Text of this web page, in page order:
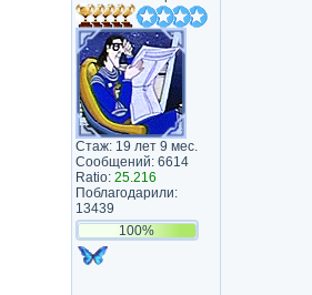
Стаж: 19 лет 9 мес.
Сообщений: 6614
Ratio: 25.216
Поблагодарили:
13439
100%